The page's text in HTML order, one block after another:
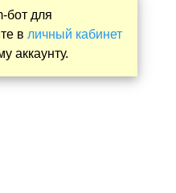
бот для
в личный кабинет
аккаунту.